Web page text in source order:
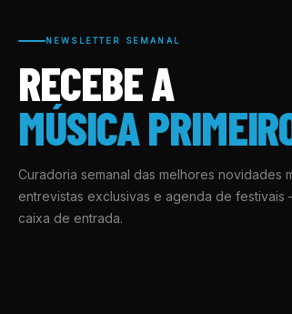
NEWSLETTER SEMANAL
RECEBE A
MÚSICA
Curadoria semanal das melhores novidades
entrevistas exclusivas e agenda de festivais
caixa de entrada.